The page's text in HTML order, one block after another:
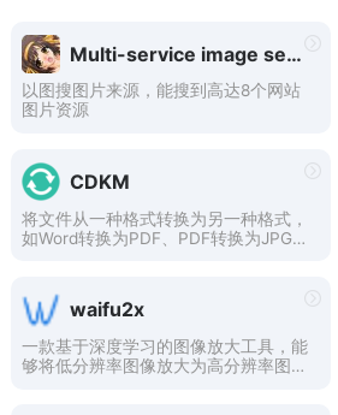
Multi-service image search
以图搜图片来源，能搜到高达8个网站
图片资源
CDKM
将文件从一种格式转换为另一种格式，
如Word转换为PDF、PDF转换为JPG、
4、MP4转换为MP3、M4A转换为MP
3。
waifu2x
一款基于深度学习的图像放大工具，能
够将低分辨率图像放大为高分辨率图像